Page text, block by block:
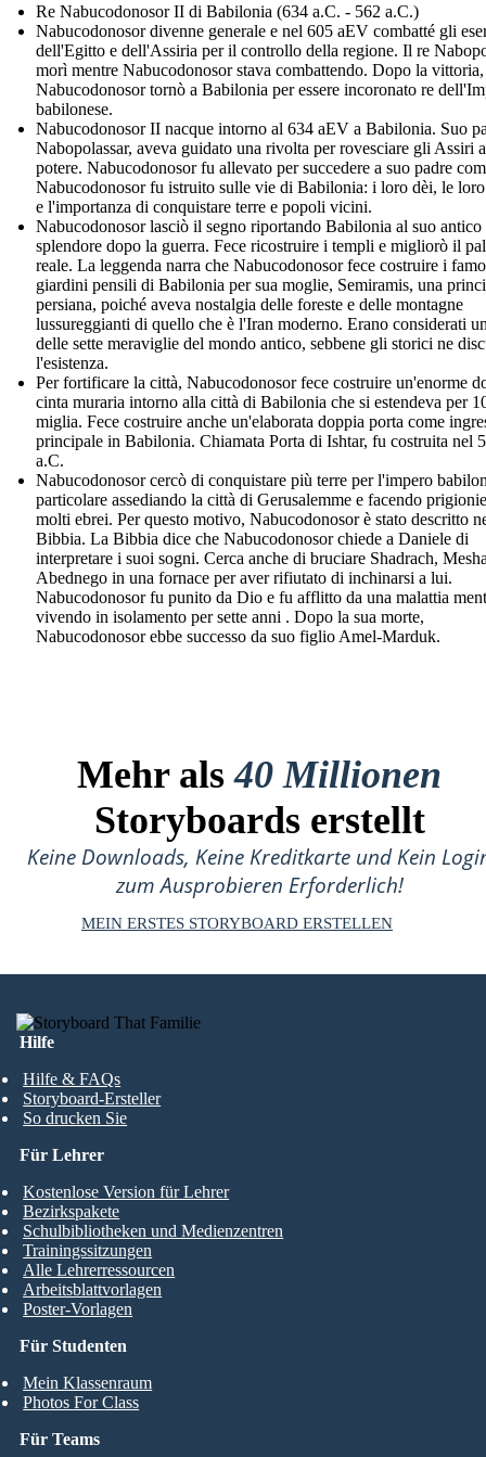
Re Nabucodonosor II di Babilonia (634 a.C. - 562 a.C.)
Nabucodonosor divenne generale e nel 605 aEV combatté gli
dell'Egitto e dell'Assiria per il controllo della regione. Il re
morì mentre Nabucodonosor stava combattendo. Dopo la vittoria,
Nabucodonosor tornò a Babilonia per essere incoronato re
babilonese.
Nabucodonosor II nacque intorno al 634 aEV a Babilonia. Suo
Nabopolassar, aveva guidato una rivolta per rovesciare gli Assiri
potere. Nabucodonosor fu allevato per succedere a suo padre
Nabucodonosor fu istruito sulle vie di Babilonia: i loro dèi, le
e l'importanza di conquistare terre e popoli vicini.
Nabucodonosor lasciò il segno riportando Babilonia al suo antico
splendore dopo la guerra. Fece ricostruire i templi e migliorò il
reale. La leggenda narra che Nabucodonosor fece costruire i
giardini pensili di Babilonia per sua moglie, Semiramis, una
persiana, poiché aveva nostalgia delle foreste e delle montagne
lussureggianti di quello che è l'Iran moderno. Erano considerati
delle sette meraviglie del mondo antico, sebbene gli storici ne
l'esistenza.
Per fortificare la città, Nabucodonosor fece costruire un'enorme
cinta muraria intorno alla città di Babilonia che si estendeva per
miglia. Fece costruire anche un'elaborata doppia porta come
principale in Babilonia. Chiamata Porta di Ishtar, fu costruita nel
a.C.
Nabucodonosor cercò di conquistare più terre per l'impero
particolare assediando la città di Gerusalemme e facendo
molti ebrei. Per questo motivo, Nabucodonosor è stato descritto
Bibbia. La Bibbia dice che Nabucodonosor chiede a Daniele di
interpretare i suoi sogni. Cerca anche di bruciare Shadrach,
Abednego in una fornace per aver rifiutato di inchinarsi a lui.
Nabucodonosor fu punito da Dio e fu afflitto da una malattia
vivendo in isolamento per sette anni . Dopo la sua morte,
Nabucodonosor ebbe successo da suo figlio Amel-Marduk.
Mehr als40 Millionen
Storyboards erstellt
Keine Downloads, Keine Kreditkarte und Kein
zum Ausprobieren Erforderlich!
MEIN ERSTES STORYBOARD ERSTELLEN
Hilfe
Hilfe & FAQs
Storyboard-Ersteller
So drucken Sie
Für Studenten
Mein Klassenraum
Photos For Class
Für Lehrer
Kostenlose Version für Lehrer
Bezirkspakete
Schulbibliotheken und Medienzentren
Trainingssitzungen
Alle Lehrerressourcen
Arbeitsblattvorlagen
Poster-Vorlagen
Für Teams